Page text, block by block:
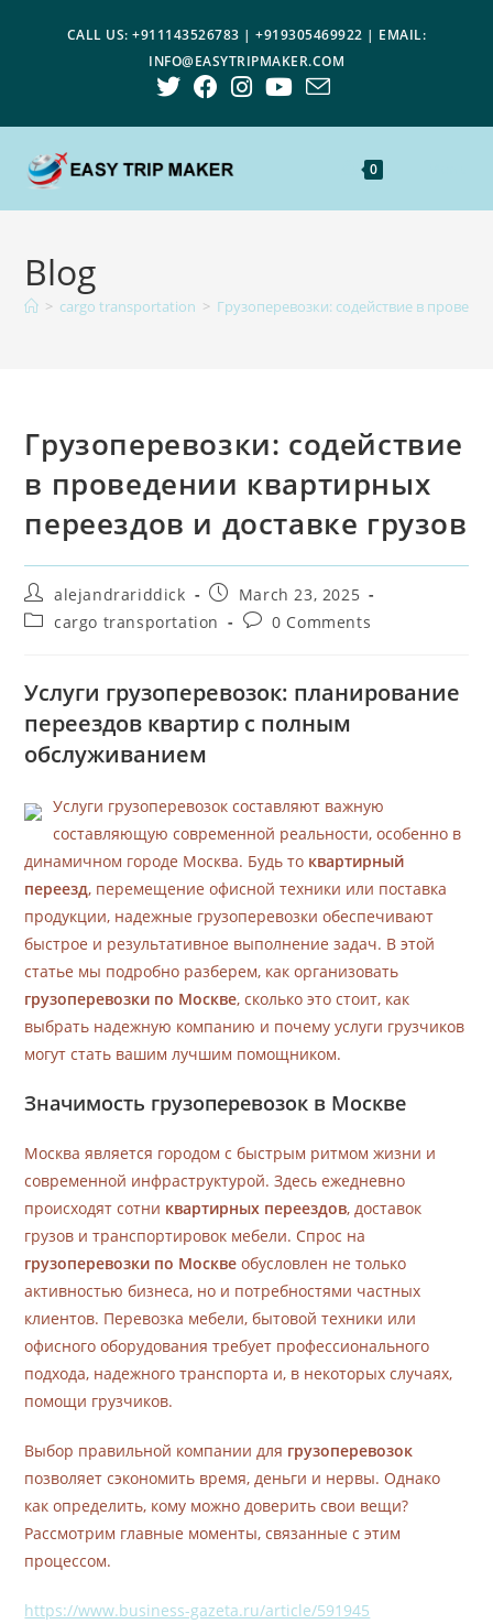
CALL US: +911143526783 | +919305469922 | EMAIL:
INFO@EASYTRIPMAKER.COM
0
Blog
> cargo transportation > Грузоперевозки: содействие в
Грузоперевозки: содействие
в проведении квартирных
переездов и доставке грузов
alejandrariddick
March 23, 2025
cargo transportation
0 Comments
Услуги грузоперевозок: планирование
переездов квартир с полным
обслуживанием
Услуги грузоперевозок составляют важную
составляющую современной реальности, особенно в
динамичном городе Москва. Будь то квартирный
переезд, перемещение офисной техники или поставка
продукции, надежные грузоперевозки обеспечивают
быстрое и результативное выполнение задач. В этой
статье мы подробно разберем, как организовать
грузоперевозки по Москве, сколько это стоит, как
выбрать надежную компанию и почему услуги грузчиков
могут стать вашим лучшим помощником.
Значимость грузоперевозок в Москве
Москва является городом с быстрым ритмом жизни и
современной инфраструктурой. Здесь ежедневно
происходят сотни квартирных переездов, доставок
грузов и транспортировок мебели. Спрос на
грузоперевозки по Москве обусловлен не только
активностью бизнеса, но и потребностями частных
клиентов. Перевозка мебели, бытовой техники или
офисного оборудования требует профессионального
подхода, надежного транспорта и, в некоторых случаях,
помощи грузчиков.
Выбор правильной компании для грузоперевозок
позволяет сэкономить время, деньги и нервы. Однако
как определить, кому можно доверить свои вещи?
Рассмотрим главные моменты, связанные с этим
процессом.
https://www.business-gazeta.ru/article/591945